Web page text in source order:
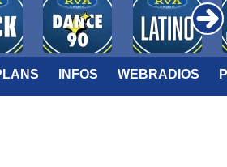
INFOS WEBRADIOS